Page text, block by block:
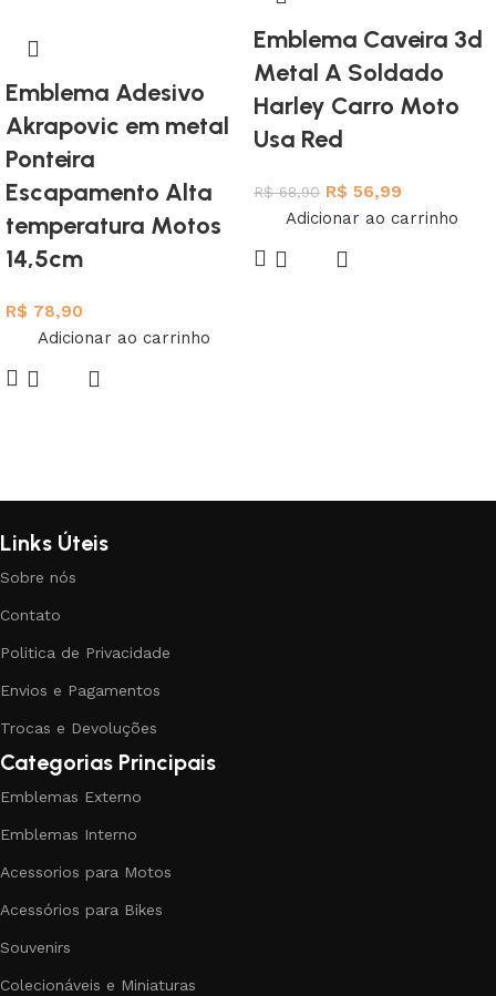
Emblema Adesivo
Akrapovic em metal
Ponteira
Escapamento Alta
temperatura Motos
14,5cm
R$ 78,90
Adicionar ao carrinho
Emblema Caveira 3d
Metal A Soldado
Harley Carro Moto
Usa Red
R$68,90 R$ 56,99
Adicionar ao carrinho
Links Úteis
Sobre nós
Contato
Politica de Privacidade
Envios e Pagamentos
Trocas e Devoluções
Categorias Principais
Emblemas Externo
Emblemas Interno
Acessorios para Motos
Acessórios para Bikes
Souvenirs
Colecionáveis e Miniaturas